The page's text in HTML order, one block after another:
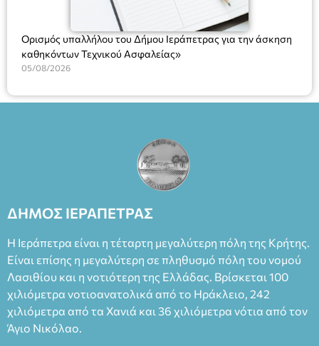
Ορισμός υπαλλήλου του Δήμου Ιεράπετρας για την άσκηση
καθηκόντων Τεχνικού Ασφαλείας»
05/08/2026
ΔΗΜΟΣ ΙΕΡΑΠΕΤΡΑΣ
Η Ιεράπετρα είναι η τέταρτη μεγαλύτερη πόλη της Κρήτης.
Είναι επίσης η μεγαλύτερη σε πληθυσμό πόλη του νομού
Λασιθίου και η νοτιότερη της Ελλάδας. Βρίσκεται 100
χιλιόμετρα νοτιοανατολικά από το Ηράκλειο, 242
χιλιόμετρα από τα Χανιά και 36 χιλιόμετρα νότια από τον
Άγιο Νικόλαο.